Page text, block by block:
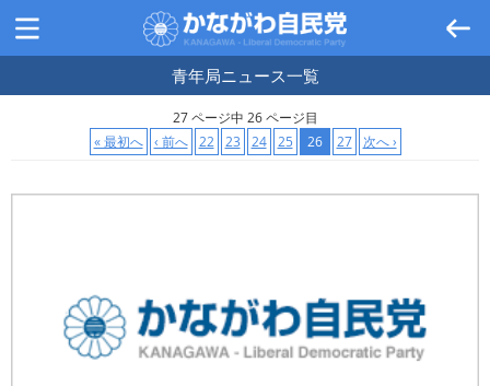
青年局ニュース一覧
27 ページ中 26 ページ目
« 最初へ
‹ 前へ 22 23 24 25 26 27 次へ ›